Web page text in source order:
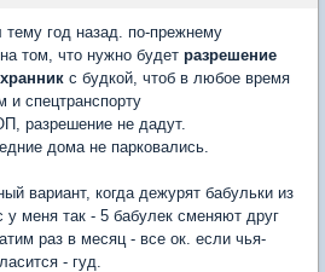
год назад. по-прежнему
том, что нужно будет разрешение
с будкой, чтоб в любое время
и спецтранспорту
разрешение не дадут.
дома не парковались.
вариант, когда дежурят бабульки из
у меня так - 5 бабулек сменяют друг
раз в месяц - все ок. если чья-
- гуд.